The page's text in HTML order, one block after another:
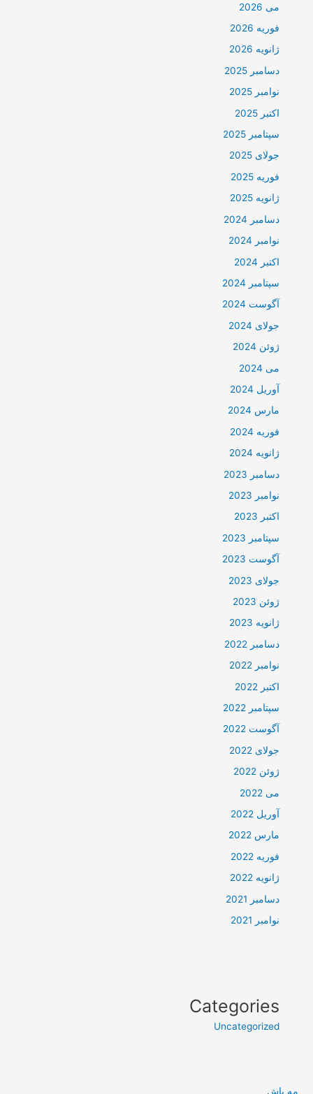
می 2026
فوریه 2026
ژانویه 2026
دسامبر 2025
نوامبر 2025
اکتبر 2025
سپتامبر 2025
جولای 2025
فوریه 2025
ژانویه 2025
دسامبر 2024
نوامبر 2024
اکتبر 2024
سپتامبر 2024
آگوست 2024
جولای 2024
ژوئن 2024
می 2024
آوریل 2024
مارس 2024
فوریه 2024
ژانویه 2024
دسامبر 2023
نوامبر 2023
اکتبر 2023
سپتامبر 2023
آگوست 2023
جولای 2023
ژوئن 2023
ژانویه 2023
دسامبر 2022
نوامبر 2022
اکتبر 2022
سپتامبر 2022
آگوست 2022
جولای 2022
ژوئن 2022
می 2022
آوریل 2022
مارس 2022
فوریه 2022
ژانویه 2022
دسامبر 2021
نوامبر 2021
Categories
Uncategorized
مه پاش